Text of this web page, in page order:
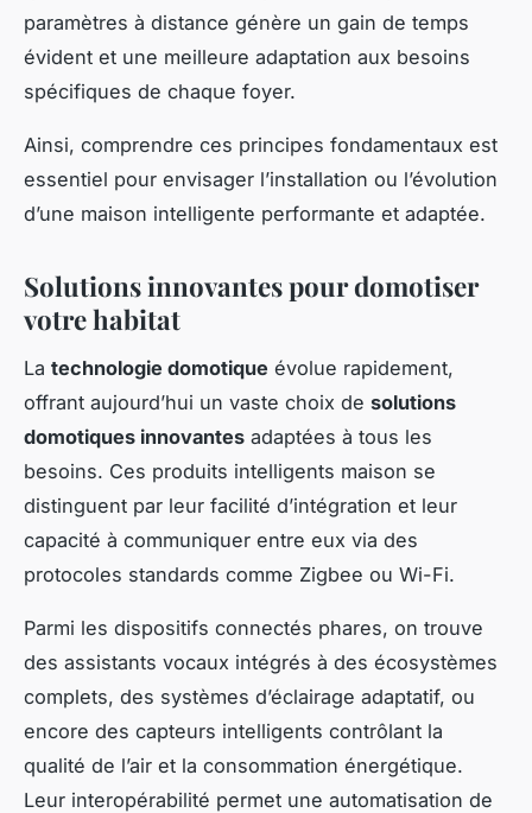
paramètres à distance génère un gain de temps
évident et une meilleure adaptation aux besoins
spécifiques de chaque foyer.
Ainsi, comprendre ces principes fondamentaux est
essentiel pour envisager l’installation ou l’évolution
d’une maison intelligente performante et adaptée.
Solutions innovantes pour domotiser
votre habitat
La technologie domotique évolue rapidement,
offrant aujourd’hui un vaste choix de solutions
domotiques innovantes adaptées à tous les
besoins. Ces produits intelligents maison se
distinguent par leur facilité d’intégration et leur
capacité à communiquer entre eux via des
protocoles standards comme Zigbee ou Wi-Fi.
Parmi les dispositifs connectés phares, on trouve
des assistants vocaux intégrés à des écosystèmes
complets, des systèmes d’éclairage adaptatif, ou
encore des capteurs intelligents contrôlant la
qualité de l’air et la consommation énergétique.
Leur interopérabilité permet une automatisation de